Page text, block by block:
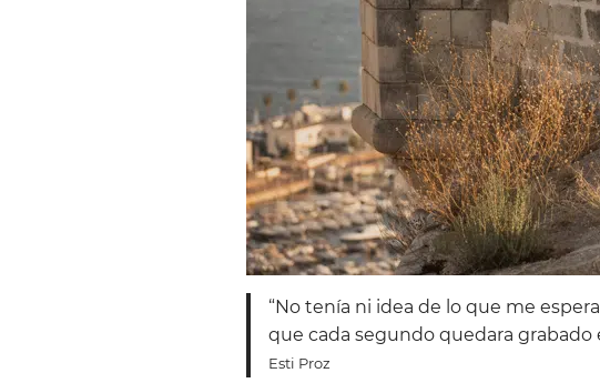
“No tenía ni idea de lo que me
que cada segundo quedara grabado
Esti Proz